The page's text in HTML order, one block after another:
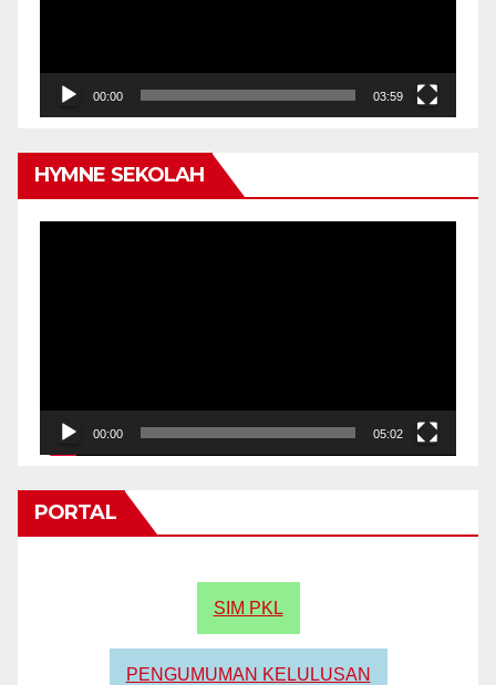
00:00 03:59
HYMNE SEKOLAH
00:00 05:02
PORTAL
SIM PKL
PENGUMUMAN KELULUSAN